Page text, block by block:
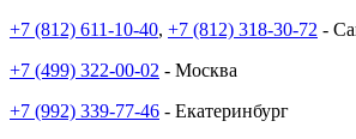
+7 (812) 611-10-40, +7 (812) 318-30-72 -
+7 (499) 322-00-02 - Москва
+7 (992) 339-77-46 - Екатеринбург